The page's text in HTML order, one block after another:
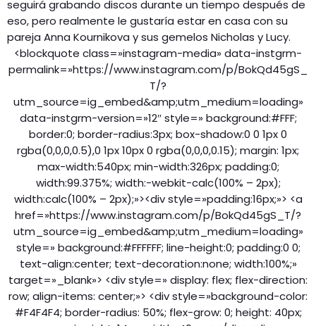
seguirá grabando discos durante un tiempo después de
eso, pero realmente le gustaría estar en casa con su
pareja Anna Kournikova y sus gemelos Nicholas y Lucy.
<blockquote class=»instagram-media» data-instgrm-
permalink=»https://www.instagram.com/p/BokQd45gS_
T/?
utm_source=ig_embed&amp;utm_medium=loading»
data-instgrm-version=»12″ style=» background:#FFF;
border:0; border-radius:3px; box-shadow:0 0 1px 0
rgba(0,0,0,0.5),0 1px 10px 0 rgba(0,0,0,0.15); margin: 1px;
max-width:540px; min-width:326px; padding:0;
width:99.375%; width:-webkit-calc(100% – 2px);
width:calc(100% – 2px);»><div style=»padding:16px;»> <a
href=»https://www.instagram.com/p/BokQd45gS_T/?
utm_source=ig_embed&amp;utm_medium=loading»
style=» background:#FFFFFF; line-height:0; padding:0 0;
text-align:center; text-decoration:none; width:100%;»
target=»_blank»> <div style=» display: flex; flex-direction:
row; align-items: center;»> <div style=»background-color:
#F4F4F4; border-radius: 50%; flex-grow: 0; height: 40px;